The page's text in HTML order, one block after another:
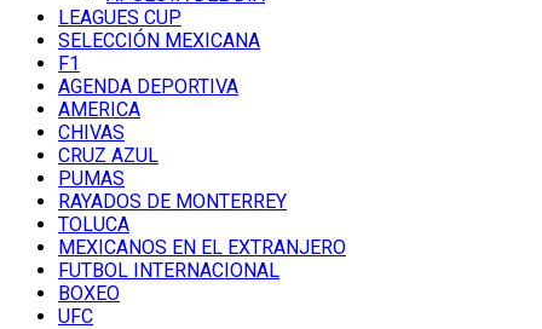
LEAGUES CUP
SELECCIÓN MEXICANA
F1
AGENDA DEPORTIVA
AMERICA
CHIVAS
CRUZ AZUL
PUMAS
RAYADOS DE MONTERREY
TOLUCA
MEXICANOS EN EL EXTRANJERO
FUTBOL INTERNACIONAL
BOXEO
UFC